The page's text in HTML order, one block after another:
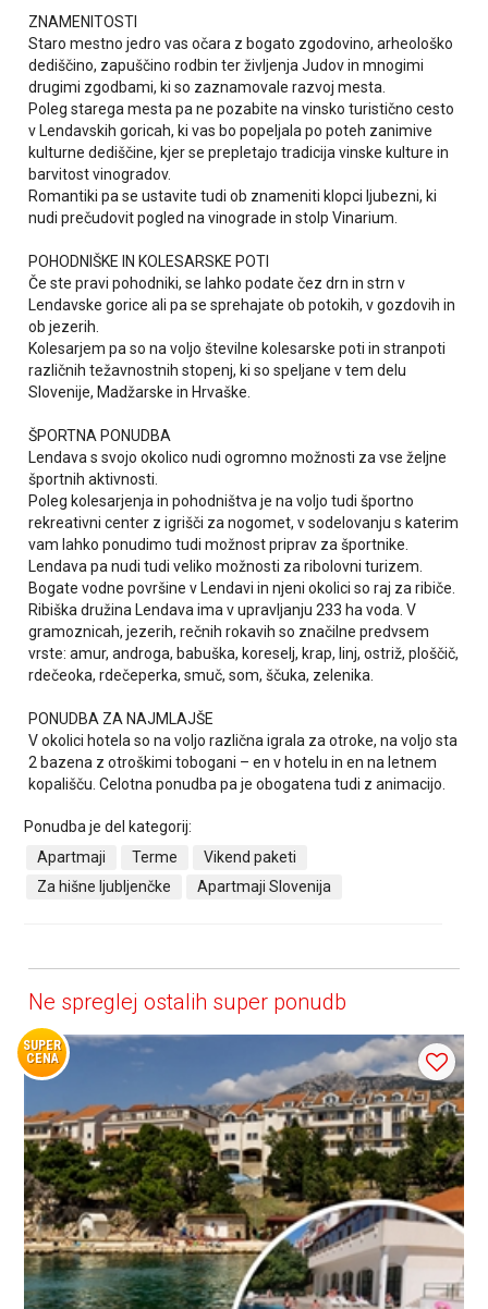
ZNAMENITOSTI
Staro mestno jedro vas očara z bogato zgodovino, arheološko
dediščino, zapuščino rodbin ter življenja Judov in mnogimi
drugimi zgodbami, ki so zaznamovale razvoj mesta.
Poleg starega mesta pa ne pozabite na vinsko turistično cesto
v Lendavskih goricah, ki vas bo popeljala po poteh zanimive
kulturne dediščine, kjer se prepletajo tradicija vinske kulture in
barvitost vinogradov.
Romantiki pa se ustavite tudi ob znameniti klopci ljubezni, ki
nudi prečudovit pogled na vinograde in stolp Vinarium.
POHODNIŠKE IN KOLESARSKE POTI
Če ste pravi pohodniki, se lahko podate čez drn in strn v
Lendavske gorice ali pa se sprehajate ob potokih, v gozdovih in
ob jezerih.
Kolesarjem pa so na voljo številne kolesarske poti in stranpoti
različnih težavnostnih stopenj, ki so speljane v tem delu
Slovenije, Madžarske in Hrvaške.
ŠPORTNA PONUDBA
Lendava s svojo okolico nudi ogromno možnosti za vse željne
športnih aktivnosti.
Poleg kolesarjenja in pohodništva je na voljo tudi športno
rekreativni center z igrišči za nogomet, v sodelovanju s katerim
vam lahko ponudimo tudi možnost priprav za športnike.
Lendava pa nudi tudi veliko možnosti za ribolovni turizem.
Bogate vodne površine v Lendavi in njeni okolici so raj za ribiče.
Ribiška družina Lendava ima v upravljanju 233 ha voda. V
gramoznicah, jezerih, rečnih rokavih so značilne predvsem
vrste: amur, androga, babuška, koreselj, krap, linj, ostriž, ploščič,
rdečeoka, rdečeperka, smuč, som, ščuka, zelenika.
PONUDBA ZA NAJMLAJŠE
V okolici hotela so na voljo različna igrala za otroke, na voljo sta
2 bazena z otroškimi tobogani – en v hotelu in en na letnem
kopališču. Celotna ponudba pa je obogatena tudi z animacijo.
Ponudba je del kategorij:
Apartmaji
Terme
Vikend paketi
Za hišne ljubljenčke
Apartmaji Slovenija
Ne spreglej ostalih super ponudb
SUPER
CENA